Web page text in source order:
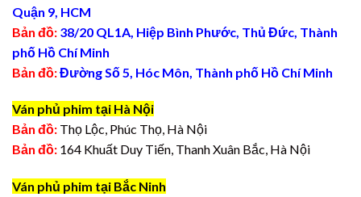
Quận 9, HCM
Bản đồ: 38/20 QL1A, Hiệp Bình Phước, Thủ Đức, Thành
phố Hồ Chí Minh
Bản đồ:Đường Số 5, Hóc Môn, Thành phố Hồ Chí Minh
Ván phủ phim tại Hà Nội
Bản đồ: Thọ Lộc, Phúc Thọ, Hà Nội
Bản đồ: 164 Khuất Duy Tiến, Thanh Xuân Bắc, Hà Nội
Ván phủ phim tại Bắc Ninh